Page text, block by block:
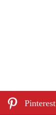
Pinterest